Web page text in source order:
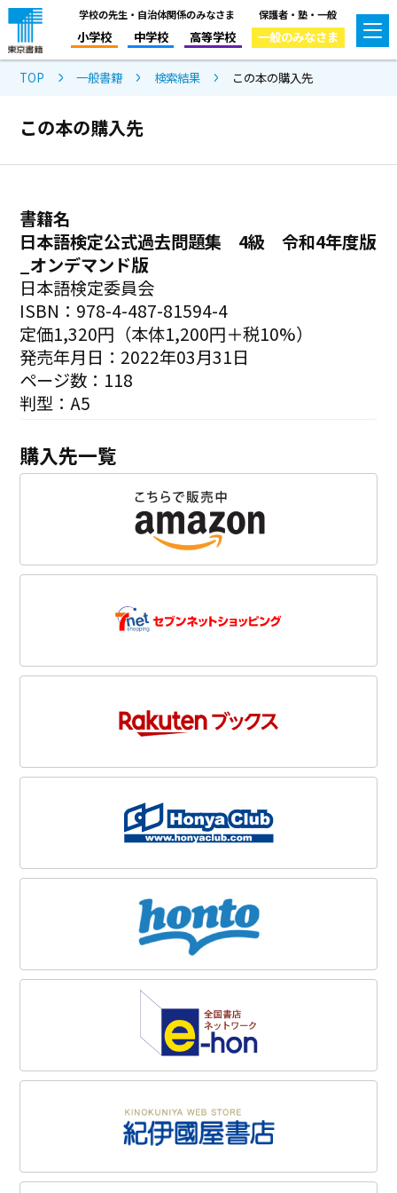
学校の先生・自治体関係のみなさま
小学校 中学校 高等学校
保護者・塾・一般
一般のみなさま
TOP 一般書籍 検索結果 この本の購入先
この本の購入先
書籍名
日本語検定公式過去問題集 4級 令和4年度版
_オンデマンド版
日本語検定委員会
ISBN：978-4-487-81594-4
定価1,320円（本体1,200円＋税10%）
発売年月日：2022年03月31日
ページ数：118
判型：A5
購入先一覧